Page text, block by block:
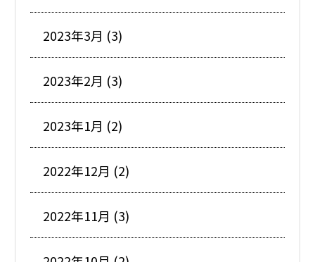
2023年3月 (3)
2023年2月 (3)
2023年1月 (2)
2022年12月 (2)
2022年11月 (3)